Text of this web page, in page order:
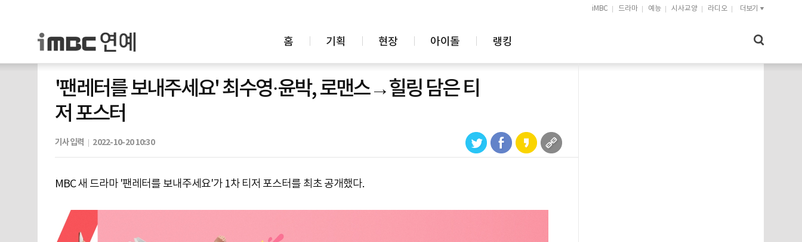
iMBC 드라마 예능 시사교양 라디오 더보기
홈 기획 현장 아이돌 랭킹
'팬레터를 보내주세요' 최수영·윤박, 로맨스→힐링 담은 티
저 포스터
기사입력 2022-10-20 10:30
MBC 새 드라마 '팬레터를 보내주세요'가 1차 티저 포스터를 최초 공개했다.